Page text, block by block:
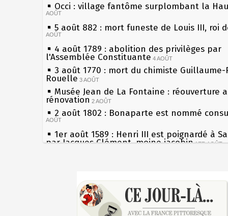
Occi : village fantôme surplombant la
AOÛT
5 août 882 : mort funeste de Louis III, roi
AOÛT
4 août 1789 : abolition des privilèges par
l'Assemblée Constituante 4 AOÛT
3 août 1770 : mort du chimiste Guillaume-
Rouelle 3 AOÛT
Musée Jean de La Fontaine : réouverture
rénovation 2 AOÛT
2 août 1802 : Bonaparte est nommé
AOÛT
1er août 1589 : Henri III est poignardé à
par Jacques Clément, moine jacobin 1ER AOÛT
Chocolat Poulain 30 JUILLET
29 juillet 1881 : loi sur la liberté de la
28 juillet 1794 : supplice de Robespierre
les siècles
27 mai 1610 : supplice de François
du roi Henri IV
Pierre qui roule n'amasse pas mousse